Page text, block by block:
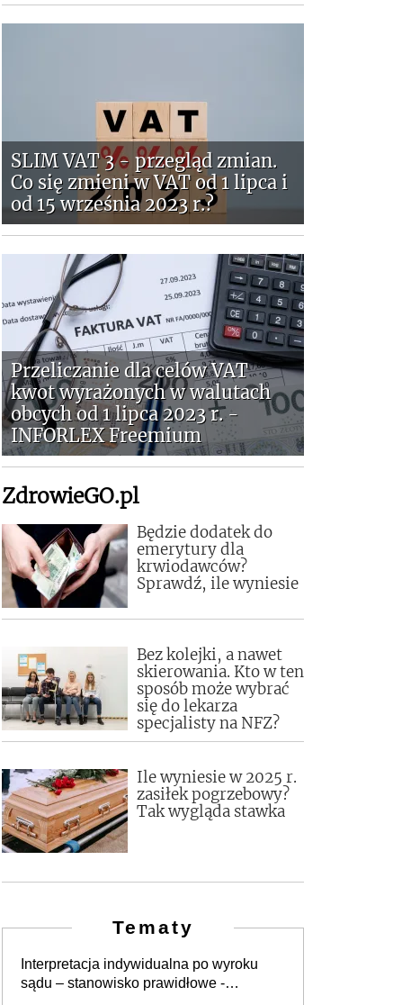
SLIM VAT 3 - przegląd zmian.
Co się zmieni w VAT od 1 lipca i
od 15 września 2023 r.?
Przeliczanie dla celów VAT
kwot wyrażonych w walutach
obcych od 1 lipca 2023 r. -
INFORLEX Freemium
ZdrowieGO.pl
Będzie dodatek do
emerytury dla
krwiodawców?
Sprawdź, ile wyniesie
Bez kolejki, a nawet
skierowania. Kto w ten
sposób może wybrać
się do lekarza
specjalisty na NFZ?
Ile wyniesie w 2025 r.
zasiłek pogrzebowy?
Tak wygląda stawka
Tematy
Interpretacja indywidualna po wyroku
sądu – stanowisko prawidłowe -